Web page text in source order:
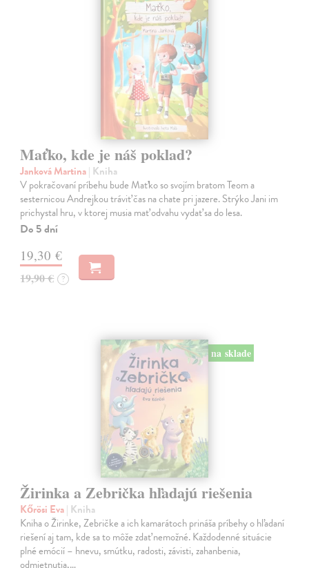
Maťko, kde je náš poklad?
Janková Martina| Kniha
V pokračovaní príbehu bude Maťko so svojím bratom Teom a
sesternicou Andrejkou tráviť čas na chate pri jazere. Strýko Jani im
prichystal hru, v ktorej musia mať odvahu vydať sa do lesa.
Do 5 dní
19,30 €
19,90 € ?
na sklade
Žirinka a Zebrička hľadajú riešenia
Kőrösi Eva| Kniha
Kniha o Žirinke, Zebričke a ich kamarátoch prináša príbehy o hľadaní
riešení aj tam, kde sa to môže zdať nemožné. Každodenné situácie
plné emócií – hnevu, smútku, radosti, závisti, zahanbenia,
odmietnutia,…